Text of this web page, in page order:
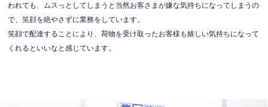
われても、ムスっとしてしまうと当然お客さまが嫌な気持ちになってしまうの
で、笑顔を絶やさずに業務をしています。
笑顔で配達することにより、荷物を受け取ったお客様も嬉しい気持ちになって
くれるといいなと感じています。